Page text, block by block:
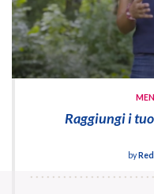
Raggiungi i
by